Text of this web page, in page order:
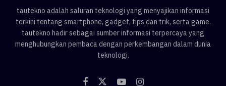
tautekno adalah saluran teknologi yang menyajikan informasi
terkini tentang smartphone, gadget, tips dan trik, serta game.
tautekno hadir sebagai sumber informasi terpercaya yang
menghubungkan pembaca dengan perkembangan dalam dunia
teknologi.